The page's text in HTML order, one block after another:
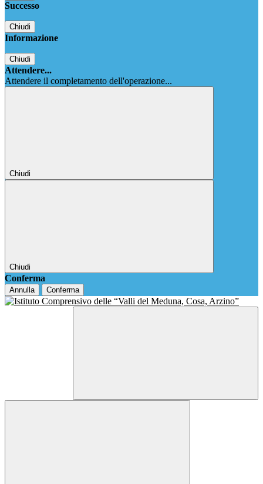
Successo
Chiudi
Informazione
Chiudi
Attendere...
Attendere il completamento dell'operazione...
Chiudi
Chiudi
Conferma
Annulla Conferma